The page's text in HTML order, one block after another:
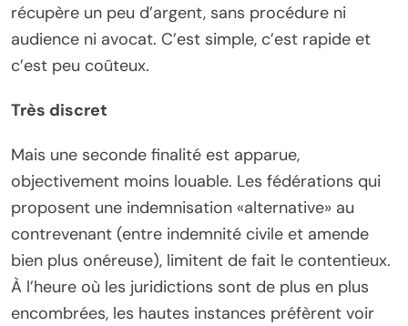
récupère un peu d’argent, sans procédure ni
audience ni avocat. C’est simple, c’est rapide et
c’est peu coûteux.
Très discret
Mais une seconde finalité est apparue,
objectivement moins louable. Les fédérations qui
proposent une indemnisation «alternative» au
contrevenant (entre indemnité civile et amende
bien plus onéreuse), limitent de fait le contentieux.
À l’heure où les juridictions sont de plus en plus
encombrées, les hautes instances préfèrent voir